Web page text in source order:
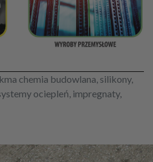
chemia budowlana, silikony,
ociepleń, impregnaty,